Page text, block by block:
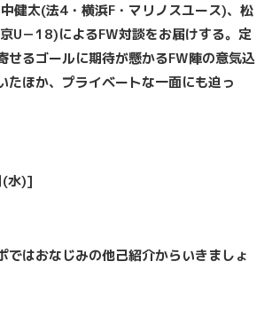
健太(法4・横浜F・マリノスユース)、松
U－18)によるFW対談をお届けする。定
せるゴールに期待が懸かるFW陣の意気込
たほか、プライベートな一面にも迫っ
(水)]
はおなじみの他己紹介からいきましょ